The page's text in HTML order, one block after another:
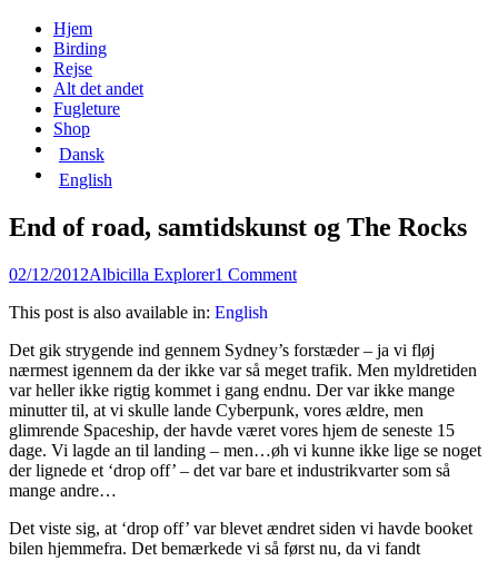
Skip
content
Hjem
Birding
Rejse
Alt det andet
Fugleture
Shop
Dansk
English
End of road, samtidskunst og The Rocks
Posted
02/12/2012Author
Albicilla Explorer1 Comment
This post is also available in: English
Det gik strygende ind gennem Sydney’s forstæder – ja vi fløj
nærmest igennem da der ikke var så meget trafik. Men myldretiden
var heller ikke rigtig kommet i gang endnu. Der var ikke mange
minutter til, at vi skulle lande Cyberpunk, vores ældre, men
glimrende Spaceship, der havde været vores hjem de seneste 15
dage. Vi lagde an til landing – men…øh vi kunne ikke lige se noget
der lignede et ‘drop off’ – det var bare et industrikvarter som så
mange andre…
Det viste sig, at ‘drop off’ var blevet ændret siden vi havde booket
bilen hjemmefra. Det bemærkede vi så først nu, da vi fandt